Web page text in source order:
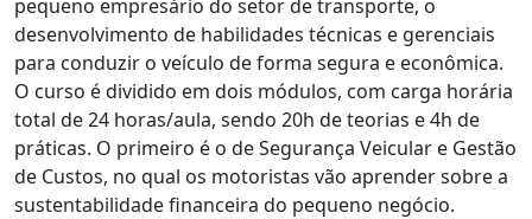
pequeno empresário do setor de transporte, o
desenvolvimento de habilidades técnicas e gerenciais
para conduzir o veículo de forma segura e econômica.
O curso é dividido em dois módulos, com carga horária
total de 24 horas/aula, sendo 20h de teorias e 4h de
práticas. O primeiro é o de Segurança Veicular e Gestão
de Custos, no qual os motoristas vão aprender sobre a
sustentabilidade financeira do pequeno negócio.